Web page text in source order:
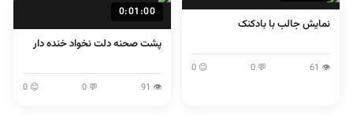
نمایش جالب با بادکنک
👁 61
💬 0
😊 0
0:01:00
پشت صحنه دلت نخواد خنده دار
👁 91
💬 0
😊 0